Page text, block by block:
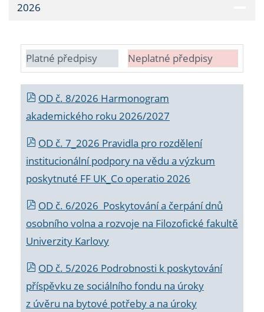
2026
Platné předpisy Neplatné předpisy
OD č. 8/2026 Harmonogram
akademického roku 2026/2027
OD č. 7_2026 Pravidla pro rozdělení
institucionální podpory na vědu a výzkum
poskytnuté FF UK_Co operatio 2026
OD č. 6/2026 Poskytování a čerpání dnů
osobního volna a rozvoje na Filozofické fakultě
Univerzity Karlovy
OD č. 5/2026 Podrobnosti k poskytování
příspěvku ze sociálního fondu na úroky
z úvěru na bytové potřeby a na úroky